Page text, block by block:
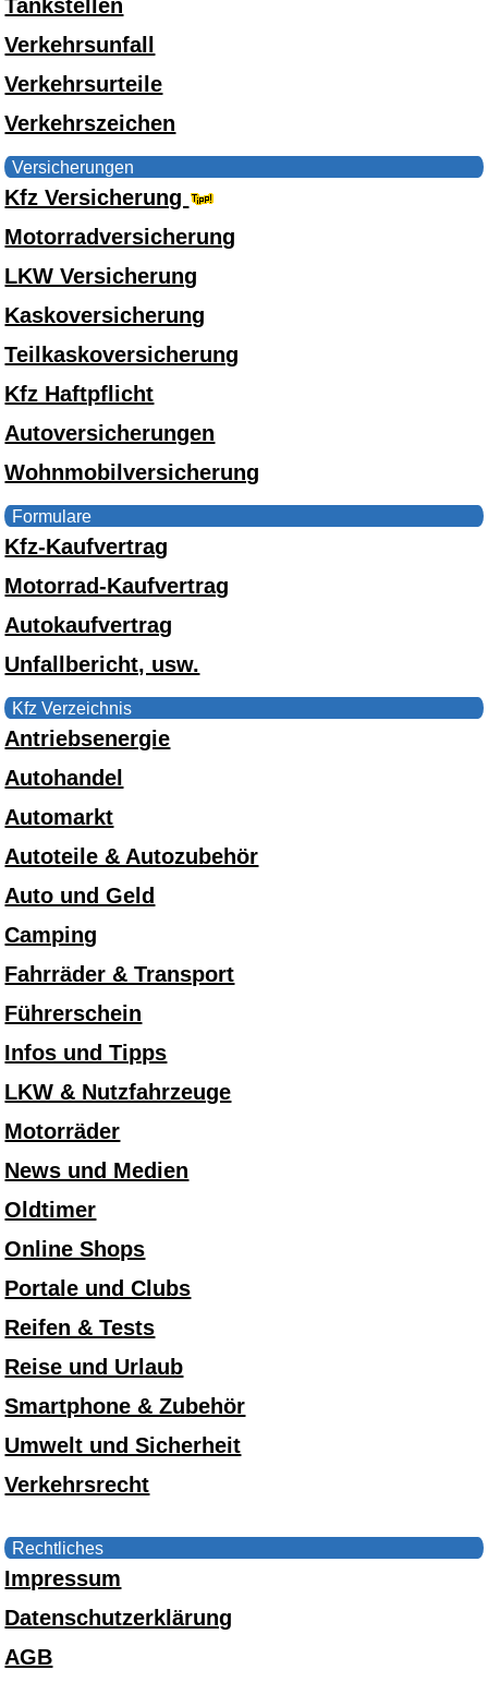
Tankstellen
Verkehrsunfall
Verkehrsurteile
Verkehrszeichen
Versicherungen
Kfz Versicherung
Motorradversicherung
LKW Versicherung
Kaskoversicherung
Teilkaskoversicherung
Kfz Haftpflicht
Autoversicherungen
Wohnmobilversicherung
Formulare
Kfz-Kaufvertrag
Motorrad-Kaufvertrag
Autokaufvertrag
Unfallbericht, usw.
Kfz Verzeichnis
Antriebsenergie
Autohandel
Automarkt
Autoteile & Autozubehör
Auto und Geld
Camping
Fahrräder & Transport
Führerschein
Infos und Tipps
LKW & Nutzfahrzeuge
Motorräder
News und Medien
Oldtimer
Online Shops
Portale und Clubs
Reifen & Tests
Reise und Urlaub
Smartphone & Zubehör
Umwelt und Sicherheit
Verkehrsrecht
Rechtliches
Impressum
Datenschutzerklärung
AGB